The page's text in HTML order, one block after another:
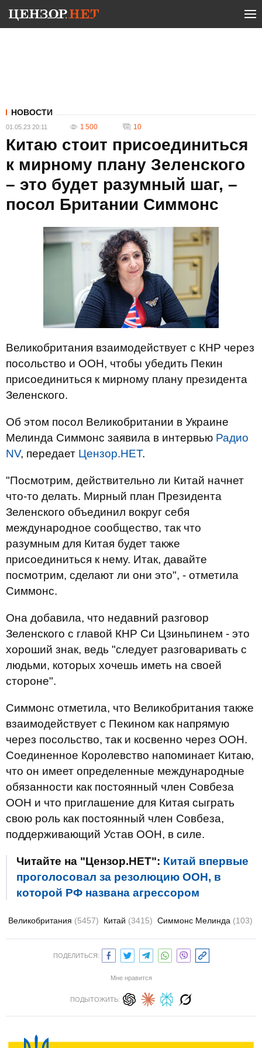
НОВОСТИ
01.05.23 20:11 1 500 10
Китаю стоит присоединиться
к мирному плану Зеленского
– это будет разумный шаг, –
посол Британии Симмонс
Великобритания взаимодействует с КНР через
посольство и ООН, чтобы убедить Пекин
присоединиться к мирному плану президента
Зеленского.
Об этом посол Великобритании в Украине
Мелинда Симмонс заявила в интервью Радио
NV, передает Цензор.НЕТ.
"Посмотрим, действительно ли Китай начнет
что-то делать. Мирный план Президента
Зеленского объединил вокруг себя
международное сообщество, так что
разумным для Китая будет также
присоединиться к нему. Итак, давайте
посмотрим, сделают ли они это", - отметила
Симмонс.
Она добавила, что недавний разговор
Зеленского с главой КНР Си Цзиньпинем - это
хороший знак, ведь "следует разговаривать с
людьми, которых хочешь иметь на своей
стороне".
Симмонс отметила, что Великобритания также
взаимодействует с Пекином как напрямую
через посольство, так и косвенно через ООН.
Соединенное Королевство напоминает Китаю,
что он имеет определенные международные
обязанности как постоянный член Совбеза
ООН и что приглашение для Китая сыграть
свою роль как постоянный член Совбеза,
поддерживающий Устав ООН, в силе.
Читайте на "Цензор.НЕТ": Китай впервые
проголосовал за резолюцию ООН, в
которой РФ названа агрессором
Великобритания (5457) Китай (3415) Симмонс Мелинда (103)
ПОДЕЛИТЬСЯ:
Мне нравится
ПОДЫТОЖИТЬ: